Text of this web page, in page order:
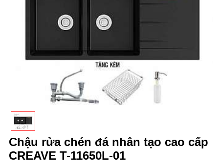
Chậu rửa chén đá nhân tạo cao cấp
CREAVE T-11650L-01